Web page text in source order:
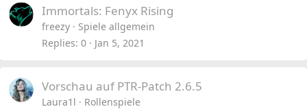
Immortals: Fenyx Rising
freezy
Spiele allgemein
Replies 0 Jan 5, 2021
Vorschau auf PTR-Patch 2.6.5
Laura1l
Rollenspiele